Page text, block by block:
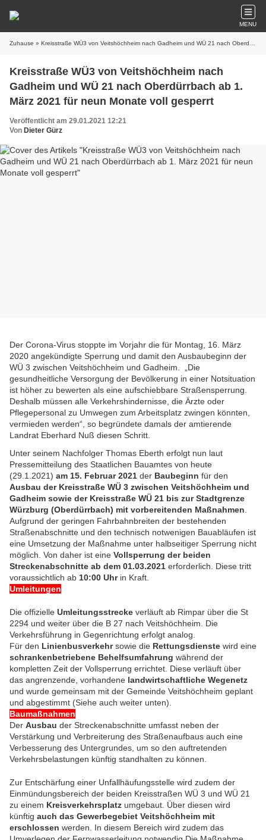
MENU
Zuhause » Kreisstraße WÜ3 von Veitshöchheim nach Gadheim und WÜ 21 nach Oberdürrbach ab 1. März 2021 für neun Monate voll gesperrt
Kreisstraße WÜ3 von Veitshöchheim nach
Gadheim und WÜ 21 nach Oberdürrbach ab 1.
März 2021 für neun Monate voll gesperrt
Veröffentlicht am 29.01.2021 12:21
Von Dieter Gürz
Der Corona-Virus stoppte im Vorjahr die für Montag, 16. März
2020 angekündigte Sperrung und damit den Ausbaubeginn der
WÜ 3 zwischen Veitshöchheim und Gadheim. „Die
gesundheitliche Versorgung der Bevölkerung in einer Notsituation
ist höher zu bewerten als eine aufschiebbare Straßensperrung.
Deshalb müssen alle Verkehrshindernisse, die Ärzte oder
Pflegepersonal zu Umwegen zum Arbeitsplatz zwingen könnten,
vermieden werden“, so begründete damals der amtierende
Landrat Eberhard Nuß diesen Schritt.
Unter seinem Nachfolger Thomas Eberth erfolgt nun laut
Pressemitteilung des Staatlichen Bauamtes von heute
(29.1.2021) am 15. Februar 2021 der Baubeginn für den
Ausbau der Kreisstraße WÜ 3 zwischen Veitshöchheim und
Gadheim sowie der Kreisstraße WÜ 21 bis zur Stadtgrenze
Würzburg (Oberdürrbach) mit vorbereitenden Maßnahmen
Aufgrund der geringen Fahrbahnbreiten der bestehenden
Straßenabschnitte und den technisch notwenigen Bauabläufen ist
eine Umsetzung der Maßnahme unter halbseitiger Sperrung nicht
möglich. Von daher ist eine Vollsperrung der beiden
Streckenabschnitte ab dem 01.03.2021 erforderlich. Diese tritt
voraussichtlich ab 10:00 Uhr in Kraft.
Umleitungen
Die offizielle Umleitungsstrecke verläuft ab Rimpar über die St
2294 und weiter über die B 27 nach Veitshöchheim. Die
Verkehrsführung in Gegenrichtung erfolgt analog.
Für den Linienbusverkehrsowie die Rettungsdienste wird eine
schrankenbetriebene Behelfsumfahrung während der
kompletten Zeit der Vollsperrung errichtet. Diese verläuft über
das angrenzende, vorhandene landwirtschaftliche Wegenetz
und wurde gemeinsam mit der Gemeinde Veitshöchheim geplant
und abgestimmt (Siehe auch weiter unten).
Baumaßnahmen
Der Ausbau der Streckenabschnitte umfasst neben der
Verstärkung und Verbreiterung des Straßenaufbaus auch eine
Verbesserung des Untergrundes, um so den auftretenden
Verkehrsbelastungen künftig standhalten zu können.
Zur Entschärfung einer Unfallhäufungsstelle wird zudem der
Einmündungsbereich der beiden Kreisstraßen WÜ 3 und WÜ 21
zu einem Kreisverkehrsplatz umgebaut. Über diesen wird
künftig auch das Gewerbegebiet Veitshöchheim mit
erschlossen werden. In diesem Bereich wird zudem das